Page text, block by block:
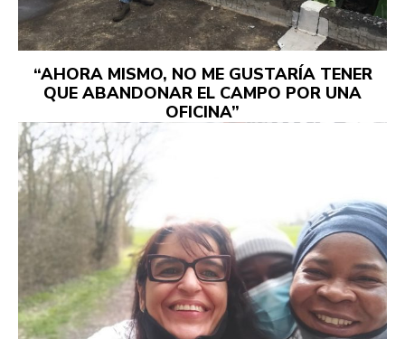
“AHORA MISMO, NO ME GUSTARÍA TENER
QUE ABANDONAR EL CAMPO POR UNA
OFICINA”